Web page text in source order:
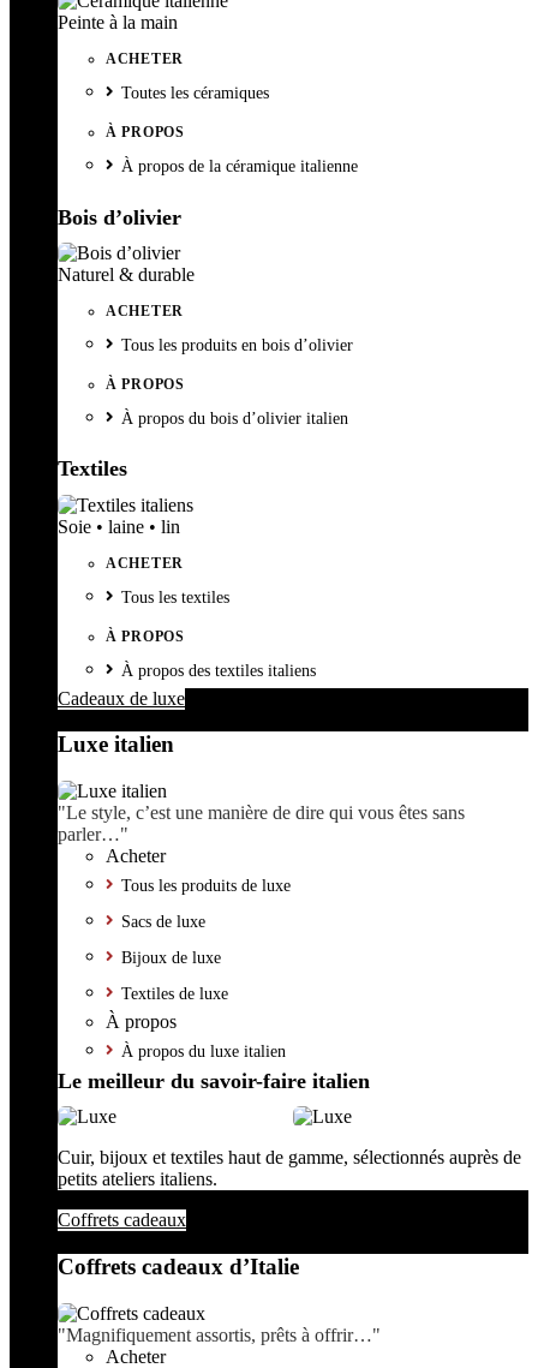
Peinte à la main
ACHETER
Toutes les céramiques
À PROPOS
À propos de la céramique italienne
Bois d’olivier
Naturel & durable
ACHETER
Tous les produits en bois d’olivier
À PROPOS
À propos du bois d’olivier italien
Textiles
Soie • laine • lin
ACHETER
Tous les textiles
À PROPOS
À propos des textiles italiens
Cadeaux de luxe
Luxe italien
"Le style, c’est une manière de dire qui vous êtes sans
parler…"
Acheter
Tous les produits de luxe
Sacs de luxe
Bijoux de luxe
Textiles de luxe
À propos
À propos du luxe italien
Le meilleur du savoir-faire italien
Cuir, bijoux et textiles haut de gamme, sélectionnés auprès de
petits ateliers italiens.
Coffrets cadeaux
Coffrets cadeaux d’Italie
"Magnifiquement assortis, prêts à offrir…"
Acheter